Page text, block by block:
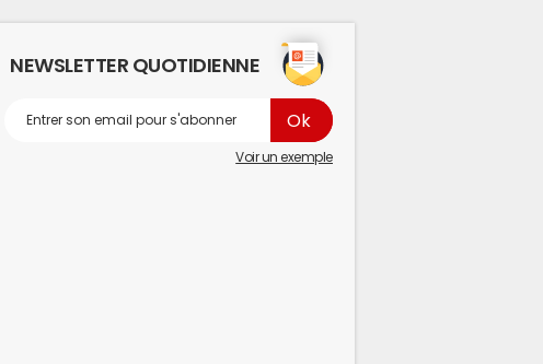
NEWSLETTER QUOTIDIENNE
Voir un exemple